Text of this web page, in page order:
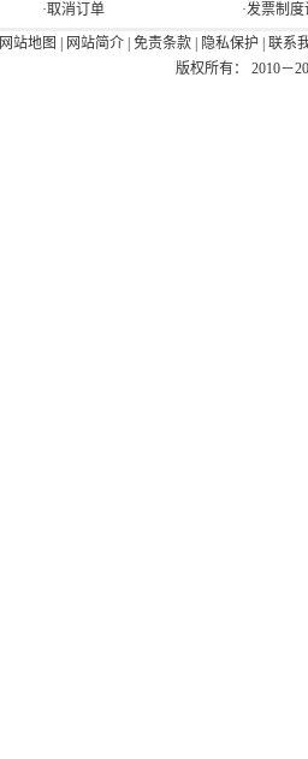
·取消订单
·发票制
网站地图
网站简介 免责条款 隐私保护
联系
版权所有： 2010－